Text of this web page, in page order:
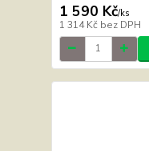
1 590 Kč/ks
1 314 Kč bez DPH